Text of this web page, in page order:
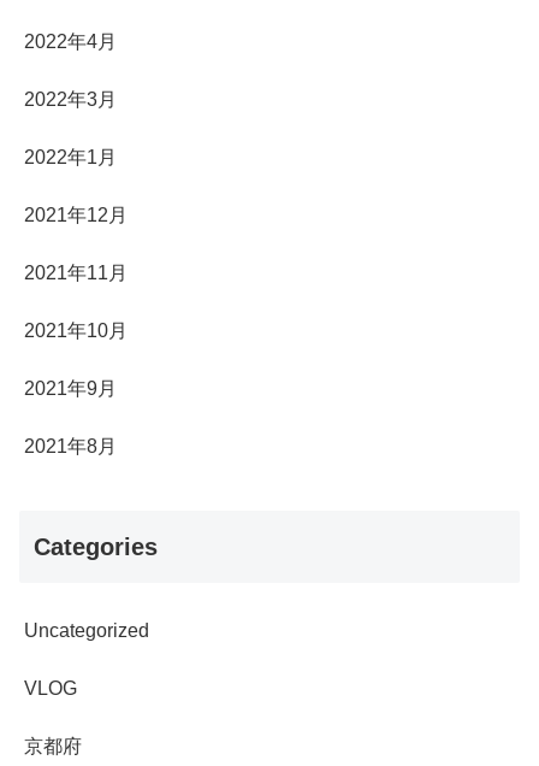
2022年4月
2022年3月
2022年1月
2021年12月
2021年11月
2021年10月
2021年9月
2021年8月
Categories
Uncategorized
VLOG
京都府